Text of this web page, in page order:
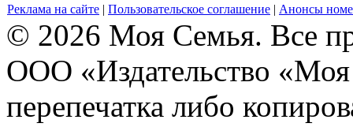
Реклама на сайте | Пользовательское соглашение | Анонсы
© 2026 Моя Семья. Все
ООО «Издательство
перепечатка либо